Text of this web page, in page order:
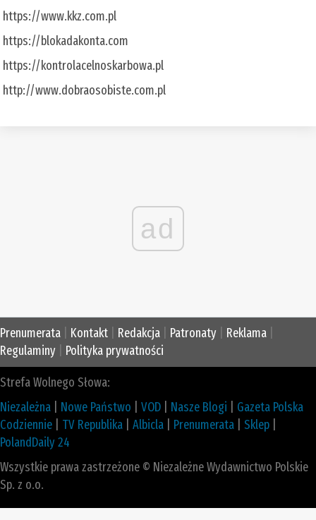
https://www.kkz.com.pl
https://blokadakonta.com
https://kontrolacelnoskarbowa.pl
http://www.dobraosobiste.com.pl
ad
Prenumerata Kontakt Redakcja Patronaty Reklama
Regulaminy
Polityka prywatności
Strefa Wolnego Słowa:
Niezależna
Nowe Państwo VOD Nasze Blogi
Gazeta Polska
Codziennie
TV Republika Albicla Prenumerata Sklep
PolandDaily 24
Wszystkie prawa zastrzeżone © Niezależne Wydawnictwo Polskie
Sp. z o.o.